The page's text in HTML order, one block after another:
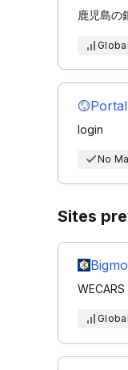
鹿児島の
login
No
Sites